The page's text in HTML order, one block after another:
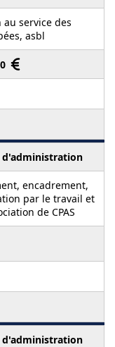
service des
asbl
d'administration
encadrement,
par le travail et
de CPAS
d'administration